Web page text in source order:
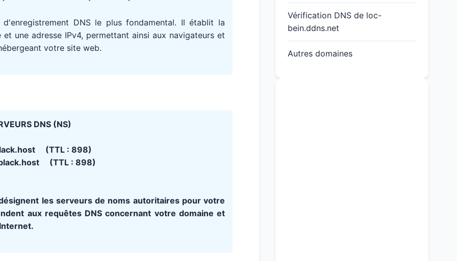
DNS le plus fondamental. Il établit la
une adresse IPv4, permettant ainsi aux navigateurs et
votre site web.
DNS (NS)
(TTL : 898)
(TTL : 898)
les serveurs de noms autoritaires pour votre
aux requêtes DNS concernant votre domaine et
Vérification DNS de loc-
bein.ddns.net
Autres domaines